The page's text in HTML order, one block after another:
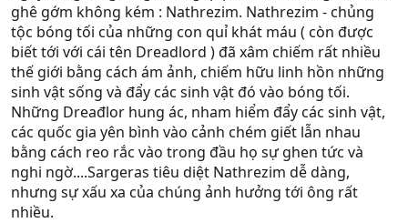
ghê gớm không kém : Nathrezim. Nathrezim - chủng
tộc bóng tối của những con quỉ khát máu ( còn được
biết tới với cái tên Dreadlord ) đã xâm chiếm rất nhiều
thế giới bằng cách ám ảnh, chiếm hữu linh hồn những
sinh vật sống và đẩy các sinh vật đó vào bóng tối.
Những Dreađlor hung ác, nham hiểm đẩy các sinh vật,
các quốc gia yên bình vào cảnh chém giết lẫn nhau
bằng cách reo rắc vào trong đầu họ sự ghen tức và
nghi ngờ....Sargeras tiêu diệt Nathrezim dễ dàng,
nhưng sự xấu xa của chúng ảnh hưởng tới ông rất
nhiều.